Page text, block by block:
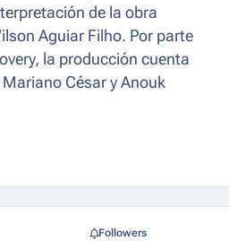
de la obra
Aguiar Filho. Por parte
la producción cuenta
César y Anouk
Followers